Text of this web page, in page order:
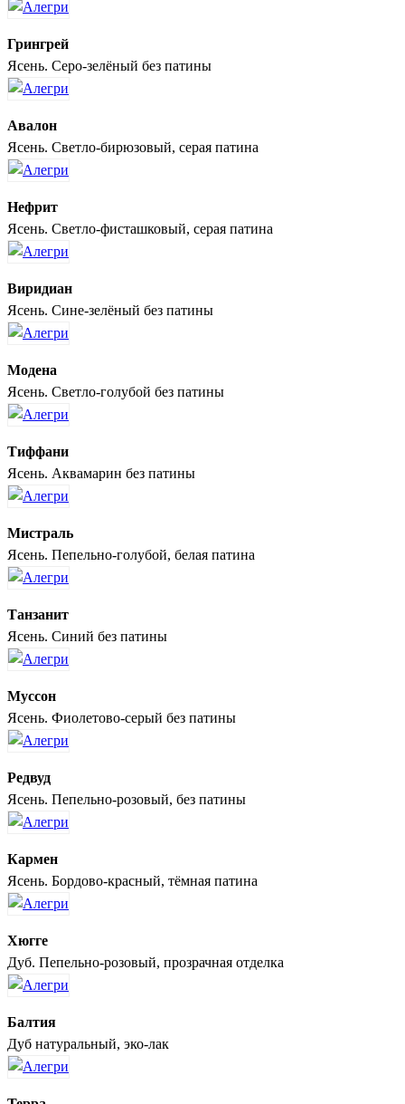
Грингрей
Ясень. Серо-зелёный без патины
Авалон
Ясень. Светло-бирюзовый, серая патина
Нефрит
Ясень. Светло-фисташковый, серая патина
Виридиан
Ясень. Сине-зелёный без патины
Модена
Ясень. Светло-голубой без патины
Тиффани
Ясень. Аквамарин без патины
Мистраль
Ясень. Пепельно-голубой, белая патина
Танзанит
Ясень. Синий без патины
Муссон
Ясень. Фиолетово-серый без патины
Редвуд
Ясень. Пепельно-розовый, без патины
Кармен
Ясень. Бордово-красный, тёмная патина
Хюгге
Дуб. Пепельно-розовый, прозрачная отделка
Балтия
Дуб натуральный, эко-лак